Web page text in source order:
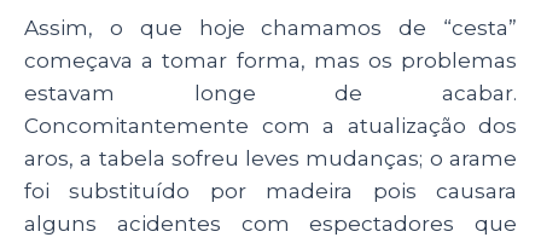
Assim, o que hoje chamamos de “cesta”
começava a tomar forma, mas os problemas
estavam longe de acabar.
Concomitantemente com a atualização dos
aros, a tabela sofreu leves mudanças; o arame
foi substituído por madeira pois causara
alguns acidentes com espectadores que